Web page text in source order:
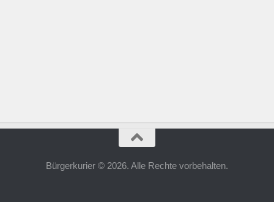
Bürgerkurier © 2026. Alle Rechte vorbehalten.